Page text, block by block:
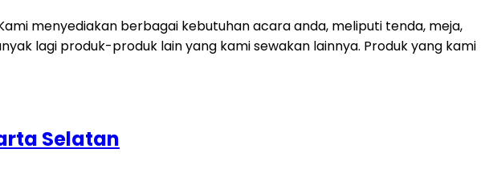
menyediakan berbagai kebutuhan acara anda, meliputi tenda, meja,
lagi produk-produk lain yang kami sewakan lainnya. Produk yang kami
Selatan